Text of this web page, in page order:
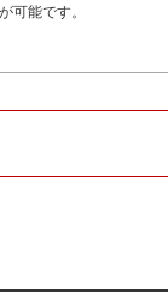
可能です。